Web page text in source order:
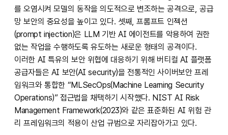
를 오염시켜 모델의 동작을 의도적으로 변조하는 공격으로, 공급
망 보안의 중요성을 높이고 있다. 셋째, 프롬프트 인젝션
(prompt injection)은 LLM 기반 AI 에이전트를 악용하여 권한
없는 작업을 수행하도록 유도하는 새로운 형태의 공격이다.
이러한 AI 특유의 ​보안 위협에 대응하기 위해 버티컬 AI 플랫폼
공급자들은 AI 보안(AI security)을 전통적인 사이버보안 프레
임워크와 통합한 “MLSecOps(Machine Learning Security
Operations)” 접근법을 채택하기 시작했다. NIST AI Risk
Management Framework(2023)와 같은 표준화된 AI 위험 관
리 프레임워크의 적용이 산업 규범으로 자리잡아가고 있다.